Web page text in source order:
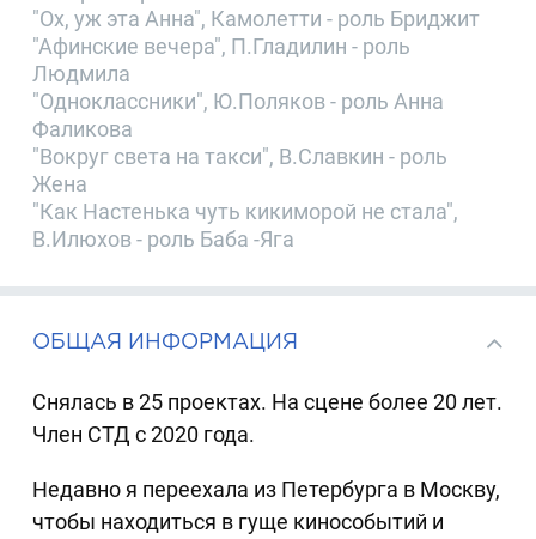
"Ох, уж эта Анна", Камолетти - роль Бриджит
"Афинские вечера", П.Гладилин - роль
Людмила
"Одноклассники", Ю.Поляков - роль Анна
Фаликова
"Вокруг света на такси", В.Славкин - роль
Жена
"Как Настенька чуть кикиморой не стала",
В.Илюхов - роль Баба -Яга
ОБЩАЯ ИНФОРМАЦИЯ
Снялась в 25 проектах. На сцене более 20 лет.
Член СТД с 2020 года.
Недавно я переехала из Петербурга в Москву,
чтобы находиться в гуще кинособытий и